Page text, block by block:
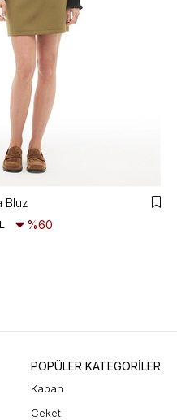
Bluz
%60
POPÜLER KATEGORİLER
Kaban
Ceket